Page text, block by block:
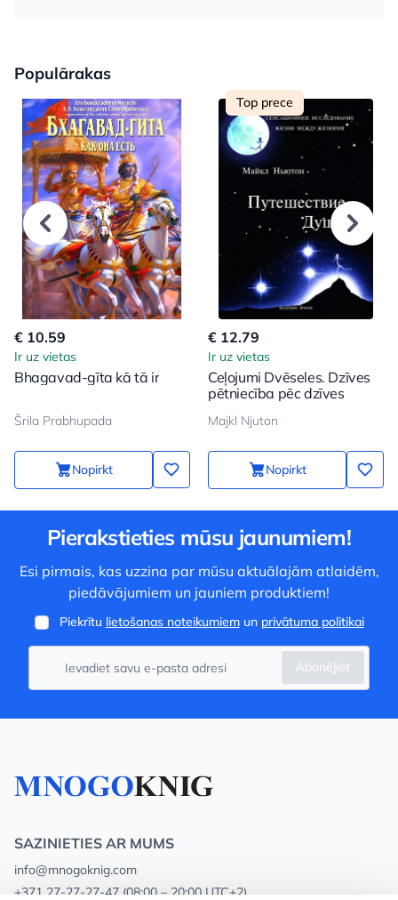
Populārakas
€ 10.59
Ir uz vietas
Bhagavad-gīta kā tā ir
Šrila Prabhupada
Nopirkt
Top prece
€ 12.79
Ir uz vietas
Ceļojumi Dvēseles. Dzīves
pētniecība pēc dzīves
Majkl Njuton
Nopirkt
Pierakstieties mūsu jaunumiem!
Esi pirmais, kas uzzina par mūsu aktuālajām atlaidēm,
piedāvājumiem un jauniem produktiem!
Piekrītu lietošanas noteikumiemun privātuma politikai
Abonējiet
SAZINIETIES AR MUMS
info@mnogoknig.com
+371 27-27-27-47 (08:00 – 20:00 UTC+2)